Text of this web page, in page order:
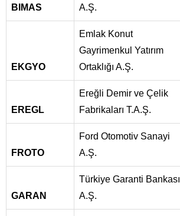
BIMAS A.Ş.
EKGYO
Emlak Konut
Gayrimenkul Yatırım
Ortaklığı A.Ş.
EREGL
Ereğli Demir ve Çelik
Fabrikaları T.A.Ş.
FROTO
Ford Otomotiv Sanayi
A.Ş.
GARAN
Türkiye Garanti Bankası
A.Ş.